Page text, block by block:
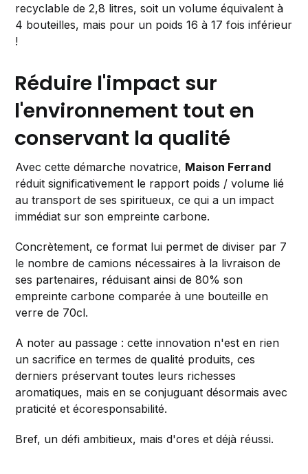
recyclable de 2,8 litres, soit un volume équivalent à
4 bouteilles, mais pour un poids 16 à 17 fois inférieur
!
Réduire l'impact sur
l'environnement tout en
conservant la qualité
Avec cette démarche novatrice, Maison Ferrand
réduit significativement le rapport poids / volume lié
au transport de ses spiritueux, ce qui a un impact
immédiat sur son empreinte carbone.
Concrètement, ce format lui permet de diviser par 7
le nombre de camions nécessaires à la livraison de
ses partenaires, réduisant ainsi de 80% son
empreinte carbone comparée à une bouteille en
verre de 70cl.
A noter au passage : cette innovation n'est en rien
un sacrifice en termes de qualité produits, ces
derniers préservant toutes leurs richesses
aromatiques, mais en se conjuguant désormais avec
praticité et écoresponsabilité.
Bref, un défi ambitieux, mais d'ores et déjà réussi.